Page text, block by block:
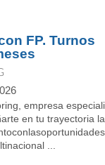
FP. Turnos
empresa
en tu trayectoria
...